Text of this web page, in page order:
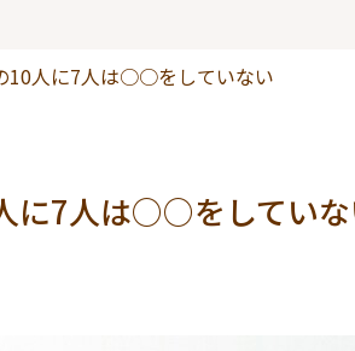
10人に7人は○○をしていない
に7人は○○をしてい